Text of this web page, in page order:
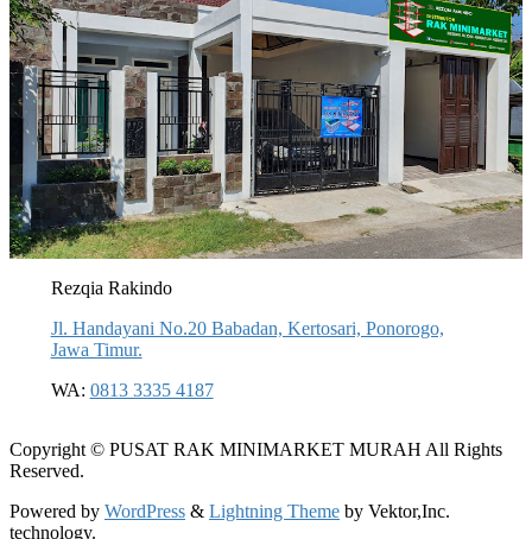
Rezqia Rakindo
Jl. Handayani No.20 Babadan, Kertosari, Ponorogo,
Jawa Timur.
WA: 0813 3335 4187
Copyright © PUSAT RAK MINIMARKET MURAH All Rights
Reserved.
Powered by WordPress & Lightning Theme by Vektor,Inc.
technology.